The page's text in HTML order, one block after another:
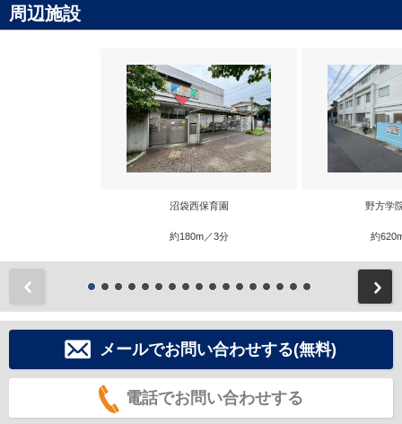
周辺施設
沼袋西保育園
約180m／3分
野方学
約
メールでお問い合わせする(無料)
電話でお問い合わせする